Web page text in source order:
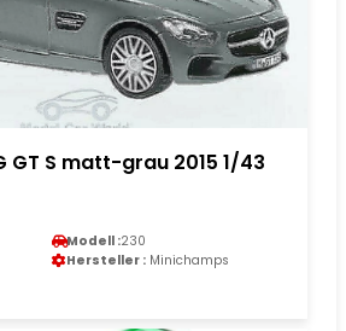
GT S matt-grau 2015 1/43
Modell :230
Hersteller : Minichamps